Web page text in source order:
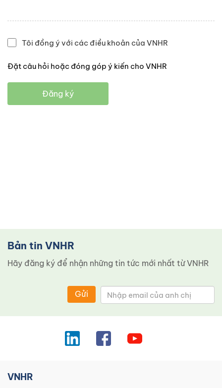
Tôi đồng ý với các điều khoản của VNHR
Đặt câu hỏi hoặc đóng góp ý kiến cho VNHR
Đăng ký
Bản tin VNHR
Hãy đăng ký để nhận những tin tức mới nhất từ ​​VNHR
Gửi
VNHR